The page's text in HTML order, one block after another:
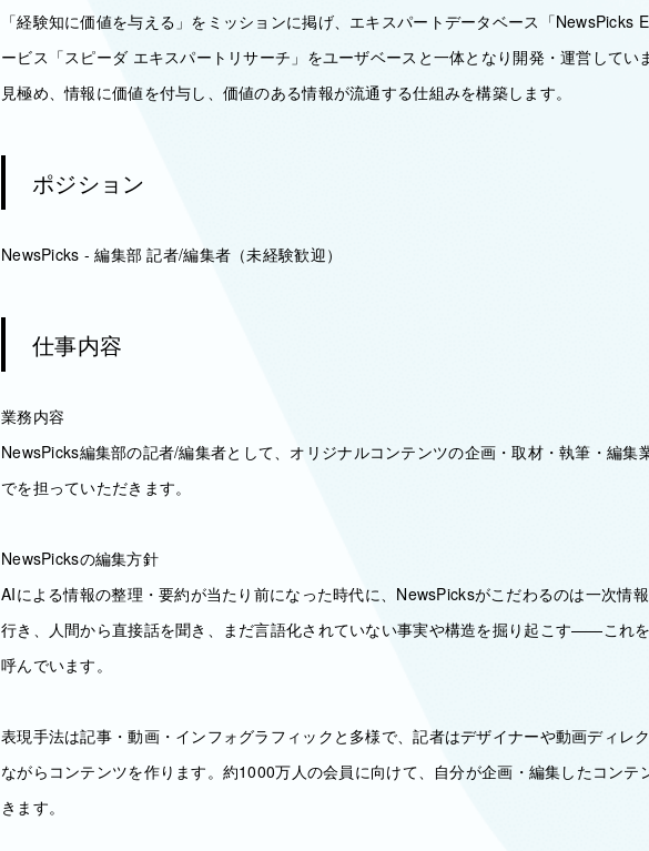
「経験知に価値を与える」をミッションに掲げ、エキスパートデータベース「NewsPicks
ービス「スピーダ エキスパートリサーチ」をユーザベースと一体となり開発・運営してい
見極め、情報に価値を付与し、価値のある情報が流通する仕組みを構築します。
ポジション
NewsPicks - 編集部 記者/編集者（未経験歓迎）
仕事内容
業務内容
NewsPicks編集部の記者/編集者として、オリジナルコンテンツの企画・取材・執筆・編集
でを担っていただきます。
NewsPicksの編集方針
AIによる情報の整理・要約が当たり前になった時代に、NewsPicksがこだわるのは一次情
行き、人間から直接話を聞き、まだ言語化されていない事実や構造を掘り起こす——これ
呼んでいます。
表現手法は記事・動画・インフォグラフィックと多様で、記者はデザイナーや動画ディレ
ながらコンテンツを作ります。約1000万人の会員に向けて、自分が企画・編集したコンテ
きます。